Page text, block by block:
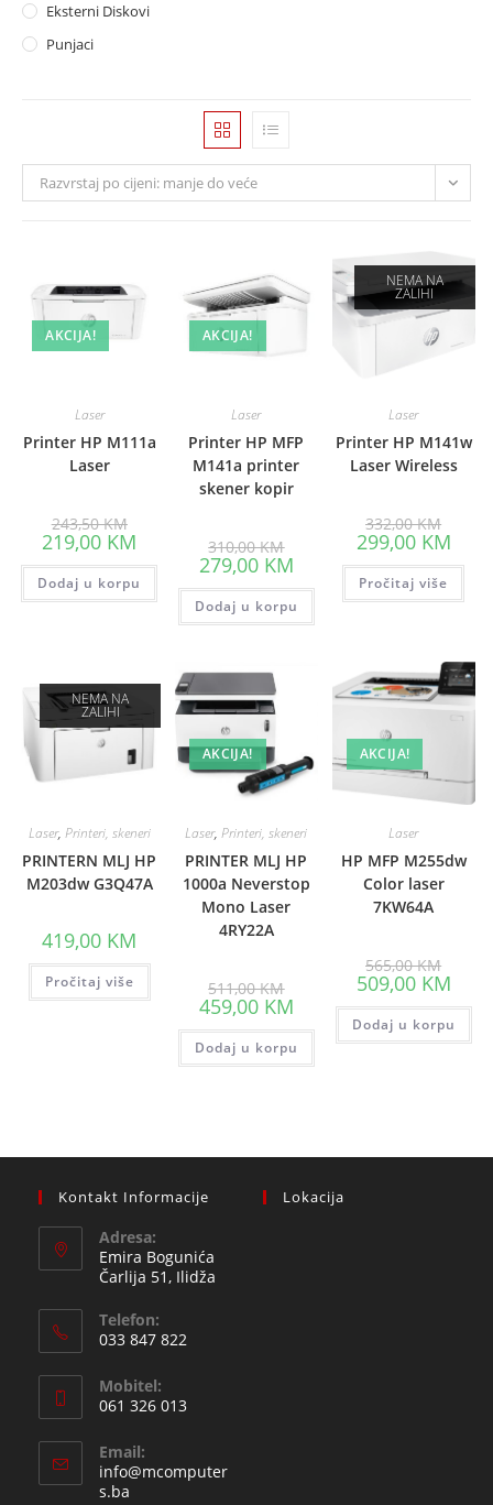
Eksterni Diskovi
Punjaci
Razvrstaj po cijeni: manje do veće
AKCIJA!
Laser
Printer HP M111a
Laser
243,50KMprice
was:
243,50 KM.
219,00 KM
is:
219,00 KM.
Dodaj u korpu
AKCIJA!
Laser
Printer HP MFP
M141a printer
skener kopir
310,00KMprice
was:
310,00 KM.
279,00 KMCurrent
price
is:
279,00 KM.
Dodaj u korpu
NEMA NA
ZALIHI
Laser
Printer HP M141w
Laser Wireless
332,00KM price
was:
332,00
299,00 KMprice
is:
Pročitaj više
NEMA NA
ZALIHI
Laser, Printeri, skeneri
PRINTERN MLJ HP
M203dw G3Q47A
419,00 KM
Pročitaj više
AKCIJA!
Laser,Printeri, skeneri
PRINTER MLJ HP
1000a Neverstop
Mono Laser
4RY22A
511,00KMprice
was:
511,00 KM.
459,00 KMCurrent
price
is:
459,00 KM.
Dodaj u korpu
AKCIJA!
Laser
HP MFP M255dw
Color laser
7KW64A
565,00KM price
was:
565,00
509,00 KMprice
is:
Dodaj u korpu
Kontakt Informacije
Adresa:
Emira Bogunića
Čarlija 51, Ilidža
Telefon:
033 847 822
in
your
application
Mobitel:
061 326 013
in
your
Email:
info@mcomputer
s.ba
Lokacija